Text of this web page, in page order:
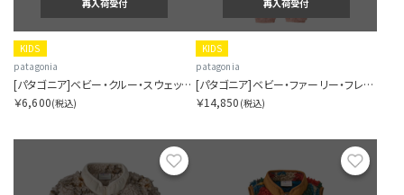
再入荷受付
KIDS
patagonia
[パタゴニア]ベビー・クルー・スウェットシャツ
￥6,600(税込)
再入荷受付
KIDS
patagonia
[パタゴニア]ベビー・ファーリー・フレンズ・バンティング
￥14,850 (税込)
お気に入り